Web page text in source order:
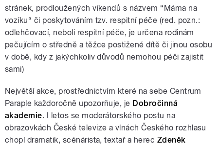
stránek, prodloužených víkendů s názvem “Máma na
vozíku“ či poskytováním tzv. respitní péče (red. pozn.:
odlehčovací, neboli respitní péče, je určena rodinám
pečujícím o středně a těžce postižené dítě či jinou osobu
v době, kdy z jakýchkoliv důvodů nemohou péči zajistit
sami)
Největší akce, prostřednictvím které na sebe Centrum
Paraple každoročně upozorňuje, je Dobročinná
akademie. I letos se moderátorského postu na
obrazovkách České televize a vlnách Českého rozhlasu
chopí dramatik, scénárista, textař a herec Zdeněk